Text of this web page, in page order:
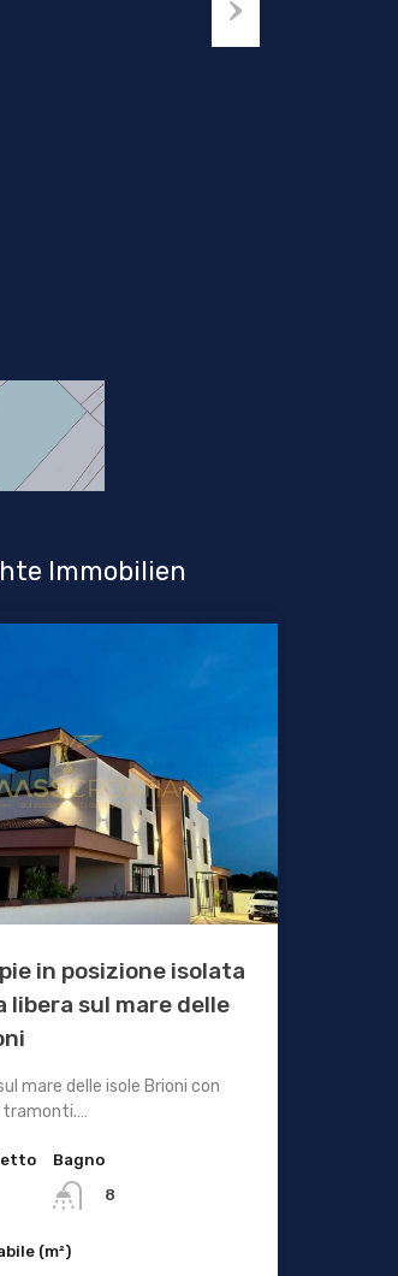
Immobilien
in posizione isolata
libera sul mare delle
mare delle isole Brioni con
tramonti.…
Bagno
8
(m²)